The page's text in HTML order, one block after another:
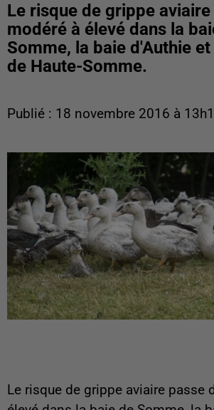
Le risque de grippe
modéré à élevé dans la
Somme, la baie d'Authie
de Haute-Somme.
Publié : 18 novembre 2016 à
Le risque de grippe aviaire passe